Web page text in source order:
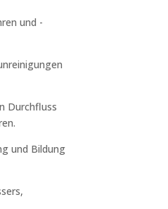
und -
Durchfluss
und Bildung